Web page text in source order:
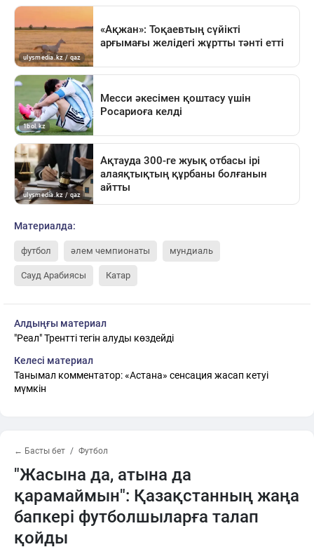
Материалда:
футбол әлем чемпионаты мундиаль
Сауд Арабиясы Катар
Алдыңғы материал
"Реал" Трентті тегін алуды көздейді
Келесі материал
Танымал комментатор: «Астана» сенсация жасап кетуі
мүмкін
← Басты бет Футбол
"Жасына да, атына да
қарамаймын": Қазақстанның жаңа
бапкері футболшыларға талап
қойды